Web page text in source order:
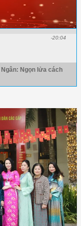
-20:04
Ngọn lửa cách